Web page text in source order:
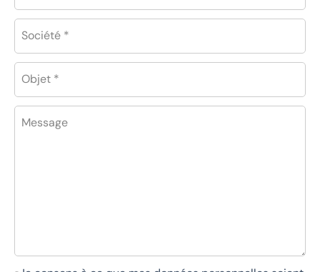
Société *
Objet *
Message